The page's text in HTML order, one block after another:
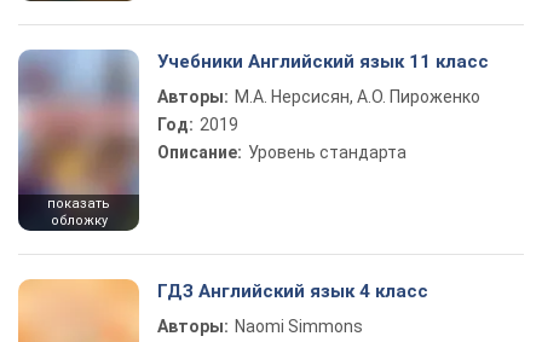
показать
обложку
Учебники Английский язык 11 класс
Авторы: М.А. Нерсисян, А.О. Пироженко
Год: 2019
Описание: Уровень стандарта
ГДЗ Английский язык 4 класс
Авторы: Naomi Simmons